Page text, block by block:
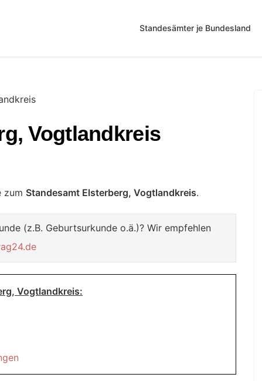
Standesämter je Bundesland
Vogtlandkreis
zum Standesamt Elsterberg, Vogtlandkreis.
(z.B. Geburtsurkunde o.ä.)? Wir empfehlen
Vogtlandkreis: